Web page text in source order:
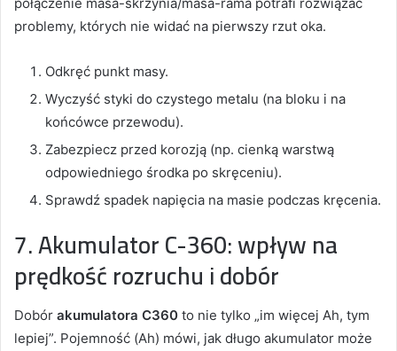
połączenie masa-skrzynia/masa-rama potrafi rozwiązać
problemy, których nie widać na pierwszy rzut oka.
Odkręć punkt masy.
Wyczyść styki do czystego metalu (na bloku i na
końcówce przewodu).
Zabezpiecz przed korozją (np. cienką warstwą
odpowiedniego środka po skręceniu).
Sprawdź spadek napięcia na masie podczas kręcenia.
7. Akumulator C-360: wpływ na
prędkość rozruchu i dobór
Dobór akumulatora C360 to nie tylko „im więcej Ah, tym
lepiej”. Pojemność (Ah) mówi, jak długo akumulator może